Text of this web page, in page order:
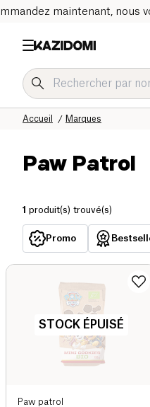
maintenant, nous
Marques
Accueil
Paw Patrol
1 produit(s) trouvé(s)
Promo
STOCK ÉPUISÉ
Paw patrol